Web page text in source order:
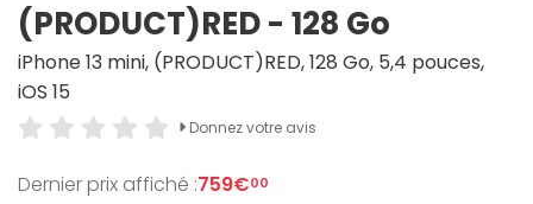
(PRODUCT)RED - 128 Go
iPhone 13 mini, (PRODUCT)RED, 128 Go, 5,4 pouces,
iOS 15
Donnez votre avis
Dernier prix affiché :759€00